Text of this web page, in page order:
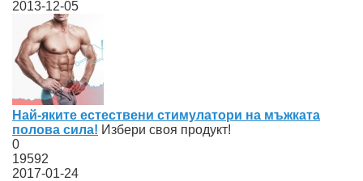
2013-12-05
Най-яките естествени стимулатори на мъжката
полова сила! Избери своя продукт!
0
19592
2017-01-24